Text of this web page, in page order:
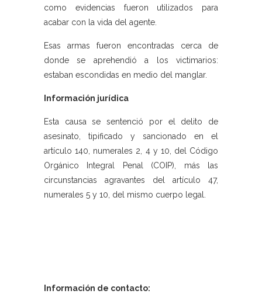
como evidencias fueron utilizados para
acabar con la vida del agente.
Esas armas fueron encontradas cerca de
donde se aprehendió a los victimarios:
estaban escondidas en medio del manglar.
Información jurídica
Esta causa se sentenció por el delito de
asesinato, tipificado y sancionado en el
artículo 140, numerales 2, 4 y 10, del Código
Orgánico Integral Penal (COIP), más las
circunstancias agravantes del artículo 47,
numerales 5 y 10, del mismo cuerpo legal.
Información de contacto: